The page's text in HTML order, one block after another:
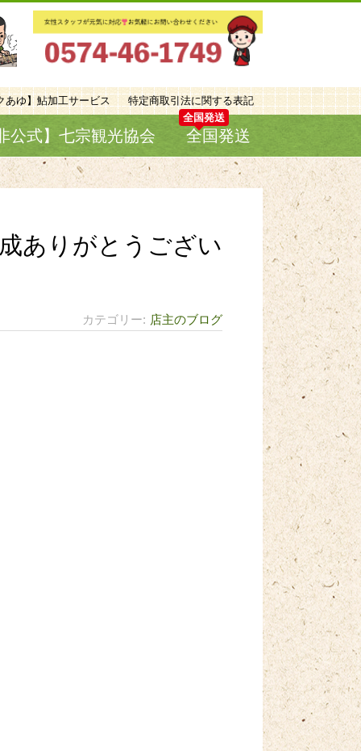
あゆ】鮎加工サービス 特定商取引法に関する表記
公式】七宗観光協会 全国発送
ありがとうござい
カテゴリー 店主のブログ